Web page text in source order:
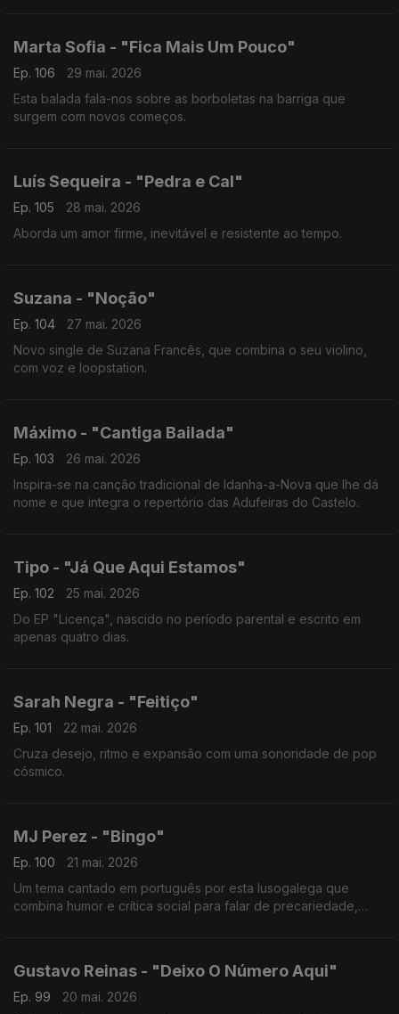
Marta Sofia - "Fica Mais Um Pouco"
Ep. 106
29 mai. 2026
Esta balada fala-nos sobre as borboletas na barriga que
surgem com novos começos.
Luís Sequeira - "Pedra e Cal"
Ep. 105
28 mai. 2026
Aborda um amor firme, inevitável e resistente ao tempo.
Suzana - "Noção"
Ep. 104
27 mai. 2026
Novo single de Suzana Francês, que combina o seu violino,
com voz e loopstation.
Máximo - "Cantiga Bailada"
Ep. 103
26 mai. 2026
Inspira-se na canção tradicional de Idanha-a-Nova que lhe dá
nome e que integra o repertório das Adufeiras do Castelo.
Tipo - "Já Que Aqui Estamos"
Ep. 102
25 mai. 2026
Do EP "Licença", nascido no período parental e escrito em
apenas quatro dias.
Sarah Negra - "Feitiço"
Ep. 101
22 mai. 2026
Cruza desejo, ritmo e expansão com uma sonoridade de pop
cósmico.
MJ Perez - "Bingo"
Ep. 100
21 mai. 2026
Um tema cantado em português por esta lusogalega que
combina humor e crítica social para falar de precariedade,
Gustavo Reinas - "Deixo O Número Aqui"
Ep. 99
20 mai. 2026